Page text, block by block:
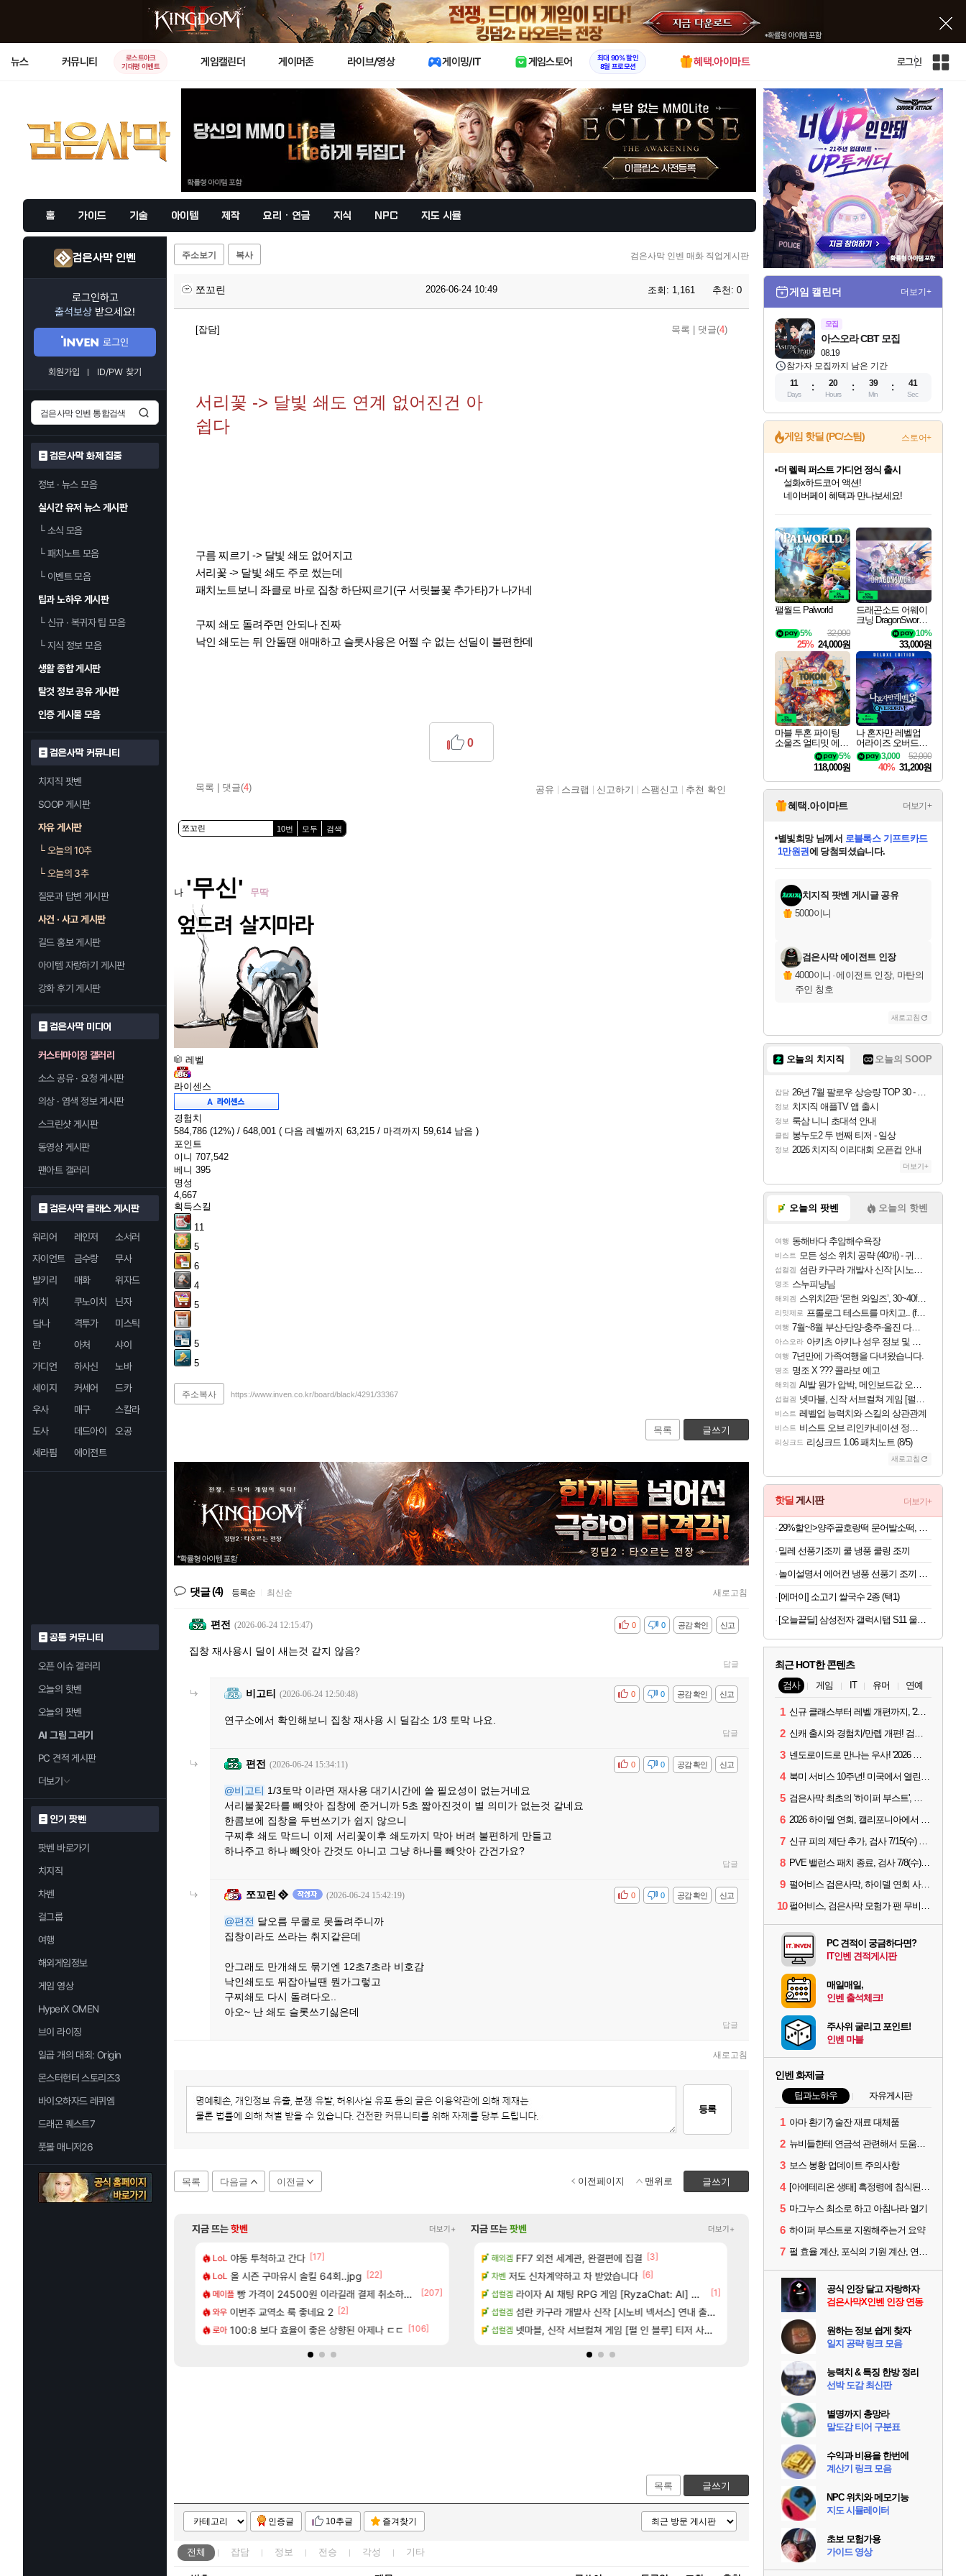
X
뉴스 커뮤니티
로스트아크
기대평 이벤트
게임캘린더 게이머존 라이브/영상 게이밍/IT 게임스토어
최대 90% 할인
8월 프로모션
혜택.아이마트 로그인
인
전
사
이
트
홈 가이드 기술 아이템 제작 요리 · 연금 지식 NPC 지도 시뮬
검은사막 인벤
로그인하고
출석보상 받으세요!
로그인
회원가입 ID/PW 찾기
검은사막 화제 집중
정보 · 뉴스 모음
실시간 유저 뉴스 게시판
└소식 모음
└패치노트 모음
└이벤트 모음
팁과 노하우 게시판
└신규 · 복귀자 팁 모음
└지식 정보 모음
생활 종합 게시판
탈것 정보 공유 게시판
인증 게시물 모음
검은사막 커뮤니티
치지직 팟벤
SOOP 게시판
자유 게시판
└오늘의 10추
└오늘의 3추
질문과 답변 게시판
사건 · 사고 게시판
길드 홍보 게시판
아이템 자랑하기 게시판
강화 후기 게시판
검은사막 미디어
커스터마이징 갤러리
소스 공유 · 요청 게시판
의상 · 염색 정보 게시판
스크린샷 게시판
동영상 게시판
팬아트 갤러리
검은사막 클래스 게시판
워리어 레인저
소서러
자이언트
금수랑
무사
발키리
매화
위자드
위치
쿠노이치
닌자
닼나
격투가
미스틱
란
아처
샤이
가디언
하사신
노바
세이지
커세어
드카
우사
매구
스칼라
도사
데드아이
오공
세라핌
에이전트
공통 커뮤니티
오픈 이슈 갤러리
오늘의 핫벤
오늘의 팟벤
AI 그림 그리기
PC 견적 게시판
더보기
인기 팟벤
팟벤 바로가기
치지직
차벤
걸그룹
여행
해외게임정보
게임 영상
HyperX OMEN
브이 라이징
일곱 개의 대죄: Origin
몬스터헌터 스토리즈3
바이오하자드 레퀴엠
드래곤 퀘스트7
풋볼 매니저26
주소보기 복사 검은사막 인벤 매화 직업게시판
쪼꼬린 2026-06-24 10:49 조회: 1,161 추천: 0
[잡담] 목록 댓글(4)
서리꽃 -> 달빛 쇄도 연계 없어진건 아
쉽다
구름 찌르기 -> 달빛 쇄도 없어지고
서리꽃 -> 달빛 쇄도 주로 썼는데
패치노트보니 좌클로 바로 집창 하단찌르기(구 서릿불꽃 추가타)가 나가네
구찌 쇄도 돌려주면 안되나 진짜
낙인 쇄도는 뒤 안돌땐 애매하고 슬롯사용은 어쩔 수 없는 선딜이 불편한데
목록 댓글(4)
0
공유 스크랩 신고하기 스팸신고 추천 확인
10번 모두 검색
나 '무신' 무딱
레벨
라이센스
경험치
584,786 (12%) / 648,001 ( 다음 레벨까지 63,215 / 마격까지 59,614 남음 )
포인트
이니 707,542
베니 395
명성
4,667
획득스킬
11
5
6
4
5
5
5
주소복사 https://www.inven.co.kr/board/black/4291/33367
목록 글쓰기
댓글(4) 등록순 최신순 새로고침
편전 (2026-06-24 12:15:47) 신고
공감 확인
비공감 0
0
집창 재사용시 딜이 새는것 같지 않음?
답글
비고티 (2026-06-24 12:50:48) 신고
공감 확인
비공감 0
0
연구소에서 확인해보니 집창 재사용 시 딜감소 1/3 토막 나요.
답글
편전 (2026-06-24 15:34:11) 신고
공감 확인
비공감 0
0
@비고티 1/3토막 이라면 재사용 대기시간에 쓸 필요성이 없는거네요
서리불꽃2타를 빼앗아 집창에 준거니까 5초 짧아진것이 별 의미가 없는것 같네요
한콤보에 집창을 두번쓰기가 쉽지 않으니
구찌후 쇄도 막드니 이제 서리꽃이후 쇄도까지 막아 버려 불편하게 만들고
하나주고 하나 빼앗아 간것도 아니고 그냥 하나를 빼앗아 간건가요?
답글
쪼꼬린 (2026-06-24 15:42:19) 신고
공감 확인
비공감 0
0
@편전 달오름 무쿨로 못돌려주니까
집창이라도 쓰라는 취지같은데
안그래도 만개쇄도 묶기엔 12초7초라 비호감
낙인쇄도도 뒤잡아닐땐 뭔가그렇고
구찌쇄도 다시 돌려다오..
아오~ 난 쇄도 슬롯쓰기싫은데
답글
새로고침
등록
목록 다음글 이전글 글쓰기
이전페이지 맨위로
지금 뜨는핫벤 더보기+
LoL 야동 투척하고 간다 [17]
LoL 올 시즌 구마유시 솔킬 64회..jpg [22]
메이플 빵 가격이 24500원 이라길래 결제 취소하고 나왔다
[207]
와우 이번주 교역소 룩 좋네요 2 [2]
로아 100:8 보다 효율이 좋은 상향된 아제나 ㄷㄷ [106]
리니지 클래식 아스테어 현재상황 악덕작업장몰락
메이플 빵값 문의 후기 [87]
메이플 챌린저#77777 저격했습니다! [103]
LoL 페이즈 감상평 [2]
로아 벨가르딘 나이트메어 TOP 10 직업별 분포 [125]
보상 공지 나온거 10추 하니 올리자 [83]
부산 헌혈 먹튀 ㄷㄷ..
신호등 2인 40%글 존나 긁히네 씨발
장비 올환 이후 약 7개월
벨가르딘 맛본 시점 민심 췤 [82]
지금 뜨는팟벤 더보기+
비스트 비스트 오브 리인카네이션 정보/공략글 모음
리싱크드 리싱크드 1.06 패치노트 (8/5)
여행 동해바다 추암해수욕장
여행 국내에도 이쁜곳이 많은것 같습니다
애니클립 혹시 이 만화 아시는 분 계신가요 [3]
해외겜 FF7 외전 세계관, 완결편에 집결 [3]
차벤 저도 신차계약하고 차 받았습니다 [6]
섭컬겜 라이자 AI 채팅 RPG 게임 [RyzaChat: AI] 공개
[1]
섭컬겜 섬란 카구라 개발사 신작 [시노비 넥서스] 연내 출시 예정
섭컬겜 넷마블, 신작 서브컬쳐 게임 [펄 인 블루] 티저 사이트 오픈
챕터별 길찾기/지도 공략 (1 ~ 12장)
스위치2판 ‘몬헌 와일즈’, 30~40fps 목표 추
아주프로 4컷 만화 | 야간 보초는 너무 힘들어
7년만에 가족여행을 다녀왔습니다.
쿠를 먼저 보내서 기습하는 법
목록 글쓰기
인증글 10추글 즐겨찾기
전체 잡담 정보 전승 각성 기타
게임 캘린더 더보기+
모집
08.19
아스오라 CBT 모집
참가자 모집까지 남은 기간
11
Days
20
Hours
39
Min
39
Sec
게임 핫딜 (PC/스팀) 스토어+
최대 90% 할인가를 만나보세요!
네이버혜택과 함께 만나보세요!
50%할인&추가 적립까지!
네이버 포인트 혜택까지!
이니&베니 혜택까지!
네이버 혜택가와 함께 예약하세요!
할인&네이버혜택으로 만나보세요!
더 렐릭 퍼스트 가디언 정식 출시
설화x하드코어 액션!
네이버페이 혜택과 만나보세요!
40주년 프로모션으로 만나보세요!
할인가에 만나보세요!
일부 에디션 상시 할인!
혜택으로 예약 판매 중
편안하게 충전하세요
팰월드 Palworld
32,000
5%
25% 24,000원
드래곤소드 어웨이
크닝 DragonSword A
10%
33,000원
마블 투혼 파이팅
소울즈 얼티밋 에디
션 MARVEL Tokon
Fighting Souls Ultima
5%
118,000원
나 혼자만 레벨업
어라이즈 오버드라
이브 디럭스 에디션
Solo Leveling Arise
Overdrive Deluxe Edi
tion
52,000
3,000
40% 31,200원
혜택.아이마트 더보기+
교환.
당첨되셨습니다.
당첨되셨습니다.
당첨되셨습니다.
별빛희망님께서 로블록스 기프트카드
1만원권에 당첨되셨습니다.
당첨되셨습니다.
당첨되셨습니다.
당첨되셨습니다.
당첨되셨습니다.
에디션 (스팀코드)를 교환.
당첨되셨습니다.
치지직 팟벤 게시글 공유
5000이니
검은사막 에이전트 인장
4000이니 ·에이전트 인장, 마탄의
주인 칭호
새로고침
오늘의 치지직 오늘의 SOOP
잡담 26년 7월 팔로우 상승량 TOP 30 - 월간 치지직
정보 치지직 애플TV 앱 출시
정보 룩삼 니니 초대석 안내
클립 봉누도2 두 번째 티저 - 일상
정보 2026 치지직 이리대회 오픈컵 안내
더보기+
오늘의 팟벤 오늘의 핫벤
여행 동해바다 추암해수욕장
비스트 모든 성소 위치 공략 (40개) - 귀환한 영혼 도전과제
섭컬겜 섬란 카구라 개발사 신작 [시노비 넥서스] 연내 출시 예정
명조 스누피냥님
해외겜 스위치2판 ‘몬헌 와일즈’, 30~40fps 목표 추정
리밋제로 프롤로그 테스트를 마치고.. (feat. 리아)
여행 7월~8월 부산-단양-충주-울진 다녀왔어요~
아스오라 아키츠 아키나 성우 정보 및 주요 필모
여행 7년만에 가족여행을 다녀왔습니다.
명조 명조 X ??? 콜라보 예고
해외겜 AI발 원가 압박, 메인보드값 오르나
섭컬겜 넷마블, 신작 서브컬쳐 게임 [펄 인 블루] 티저 사이트 오픈
비스트 레벨업 능력치와 스킬의 상관관계
비스트 비스트 오브 리인카네이션 정보/공략글 모음
리싱크드 리싱크드 1.06 패치노트 (8/5)
새로고침
핫딜 게시판 더보기+
밀레 선풍기조끼 쿨 냉풍 쿨링 조끼
[에머이] 소고기 쌀국수 2종 (택1)
[오늘끝딜] 삼성전자 갤럭시탭 S11 울트라 WIFI 업무용 학습용 SM-X930
최근 HOT한 콘텐츠
검사 게임 IT 유머 연예
1 신규 클래스부터 레벨 개편까지, '2026 검은사막 하이델 연회' 총정리
2 신캐 출시와 경험치/만렙 개편! 검사 2026 하이델 연회 모아보기
3 넨도로이드로 만나는 우사! '2026 하이델 연회' 막바지 깜짝 공개
4 북미 서비스 10주년! 미국에서 열린 '검은사막 하이델 연회'
5 검은사막 최초의 '하이퍼 부스트', 직접 해봤습니다
6 2026 하이델 연회, 캘리포니아에서 개최
7 신규 피의 제단 추가, 검사 7/15(수) 패치 핵심 정리
8 PVE 밸런스 패치 종료, 검사 7/8(수) 패치 핵심 정리
9 펄어비스 검은사막, 하이델 연회 사전 이벤트 시작
10 펄어비스, 검은사막 모험가 팬 무비 '마디걸스' 글로벌 상영회 개최
PC 견적이 궁금하다면?
IT인벤 견적게시판
매일매일,
인벤 출석체크!
주사위 굴리고 포인트!
인벤 마블
인벤 화제글
팁과노하우 자유게시판
1 아마 환기?) 술잔 재료 대체품
2 뉴비들한테 연금석 관련해서 도움이 될까해서..(벨의심장 등)
3 보스 봉황 업데이트 주의사항
4 [아에테리온 생태] 흑정령에 침식된 검사/용병
5 마그누스 최소로 하고 아침나라 열기
6 하이퍼 부스트로 지원해주는거 요약
7 펄 효율 계산, 포식의 기원 계산, 연금석 계산 사이트 공유
공식 인장 달고 자랑하자
검은사막X인벤 인장 연동
원하는 정보 쉽게 찾자
일지 공략 링크 모음
능력치 & 특징 한방 정리
선박 도감 최신판
별명까지 총망라
말도감 티어 구분표
수익과 비용을 한번에
계산기 링크 모음
NPC 위치와 메모기능
지도 시뮬레이터
초보 모험가용
가이드 영상